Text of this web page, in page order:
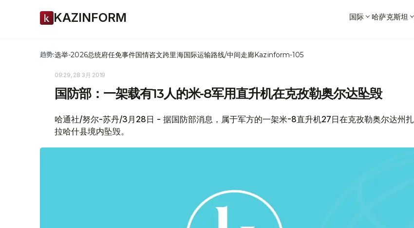
KAZINFORM 国际 哈萨克斯坦
趋势:选举-2026总统府任免事件国情咨文跨里海国际运输路线/中间走廊Kazinform-105
09:29, 28 3月 2019
国防部：一架载有13人的米-8军用直升机在克孜勒奥尔达坠毁
哈通社/努尔-苏丹/3月28日 - 据国防部消息，属于军方的一架米-8直升机27日在克孜勒奥尔达州扎
拉哈什县境内坠毁。